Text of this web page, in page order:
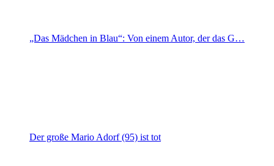
„Das Mädchen in Blau“: Von einem Autor, der das G…
Der große Mario Adorf (95) ist tot